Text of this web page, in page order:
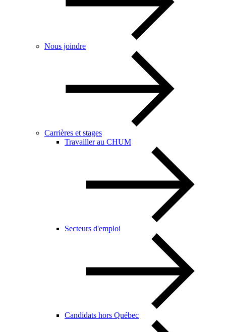
Nous joindre
Carrières et stages
Travailler au CHUM
Secteurs d'emploi
Candidats hors Québec